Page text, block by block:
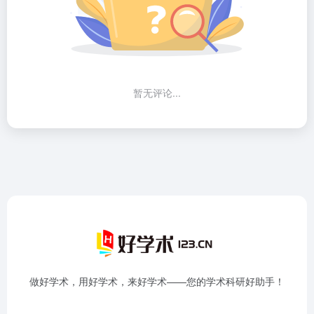
暂无评论...
做好学术，用好学术，来好学术——您的学术科研好助手！